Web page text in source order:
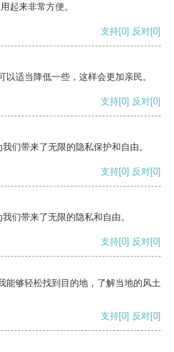
起来非常方便。
支持[0] 反对[0]
适当降低一些，这样会更加亲民。
支持[0] 反对[0]
们带来了无限的隐私保护和自由。
支持[0] 反对[0]
们带来了无限的隐私和自由。
支持[0] 反对[0]
能够轻松找到目的地，了解当地的风土
支持[0] 反对[0]